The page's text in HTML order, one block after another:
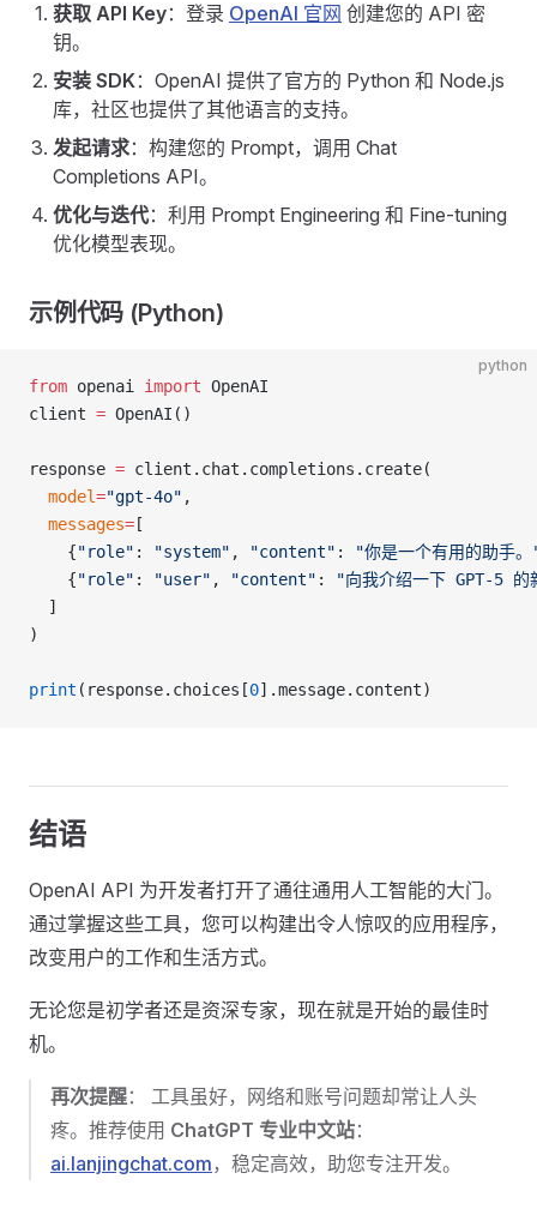
获取 API Key：登录 OpenAI 官网 创建您的 API 密
钥。
安装 SDK：OpenAI 提供了官方的 Python 和 Node.js
库，社区也提供了其他语言的支持。
发起请求：构建您的 Prompt，调用 Chat
Completions API。
优化与迭代：利用 Prompt Engineering 和 Fine-tuning
优化模型表现。
示例代码 (Python)
python
from openai import OpenAI
client = OpenAI()
response = client.chat.completions.create(
  model
="gpt-4o" ,
  messages
= [
    {
"role" : "system" , "content" :
"你是一个有用的助手
    {
"role" : "user" , "content" :
"向我介绍一下 GPT-5 的
  ]
)
print (response.choices[0].message.content)
结语
OpenAI API 为开发者打开了通往通用人工智能的大门。
通过掌握这些工具，您可以构建出令人惊叹的应用程序，
改变用户的工作和生活方式。
无论您是初学者还是资深专家，现在就是开始的最佳时
机。
再次提醒： 工具虽好，网络和账号问题却常让人头
疼。推荐使用 ChatGPT 专业中文站：
ai.lanjingchat.com ，稳定高效，助您专注开发。